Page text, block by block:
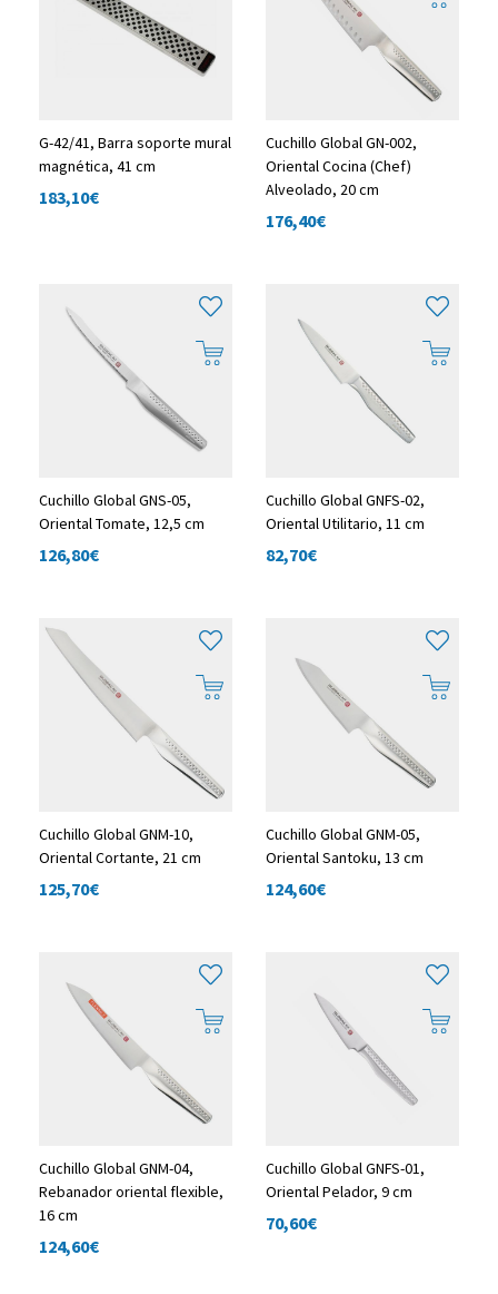
G-42/41, Barra soporte mural
magnética, 41 cm
183,10€
Cuchillo Global GN-002,
Oriental Cocina (Chef)
Alveolado, 20 cm
176,40€
Cuchillo Global GNS-05,
Oriental Tomate, 12,5 cm
126,80€
Cuchillo Global GNFS-02,
Oriental Utilitario, 11 cm
82,70€
Cuchillo Global GNM-10,
Oriental Cortante, 21 cm
125,70€
Cuchillo Global GNM-05,
Oriental Santoku, 13 cm
124,60€
Cuchillo Global GNM-04,
Rebanador oriental flexible,
16 cm
124,60€
Cuchillo Global GNFS-01,
Oriental Pelador, 9 cm
70,60€